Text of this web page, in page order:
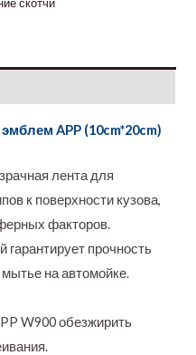
APP (10cm*20cm)
лента для
к поверхности кузова,
факторов.
прочность
на автомойке.
W900 обезжирить